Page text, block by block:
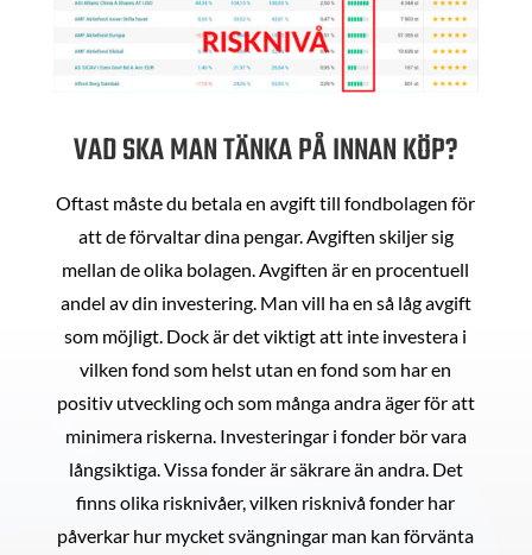
VAD SKA MAN TÄNKA PÅ INNAN KÖP?
Oftast måste du betala en avgift till fondbolagen för
att de förvaltar dina pengar. Avgiften skiljer sig
mellan de olika bolagen. Avgiften är en procentuell
andel av din investering. Man vill ha en så låg avgift
som möjligt. Dock är det viktigt att inte investera i
vilken fond som helst utan en fond som har en
positiv utveckling och som många andra äger för att
minimera riskerna. Investeringar i fonder bör vara
långsiktiga. Vissa fonder är säkrare än andra. Det
finns olika risknivåer, vilken risknivå fonder har
påverkar hur mycket svängningar man kan förvänta